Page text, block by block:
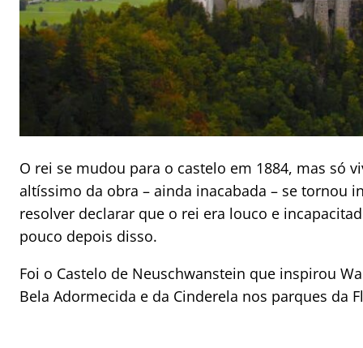
O rei se mudou para o castelo em 1884, mas só
altíssimo da obra – ainda inacabada – se tornou
resolver declarar que o rei era louco e
pouco depois disso.
Foi o Castelo de Neuschwanstein que inspirou
Bela Adormecida e da Cinderela nos parques da